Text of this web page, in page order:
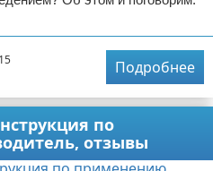
Подробнее
по
отзывы